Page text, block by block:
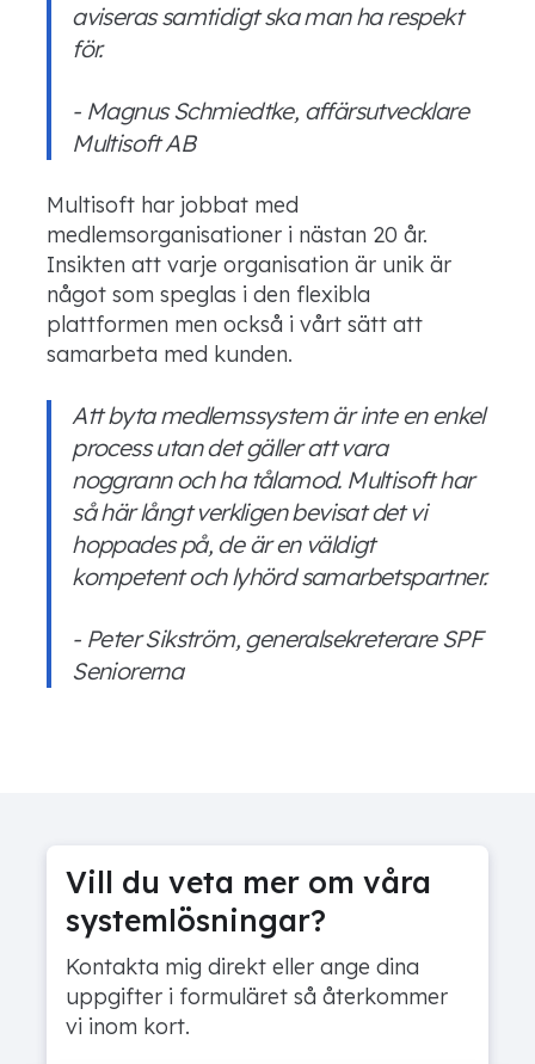
aviseras samtidigt ska man ha respekt
för.
- MagnusSchmiedtke, affärsutvecklare
MultisoftAB
Multisoft har jobbat med
medlemsorganisationer i nästan 20 år.
Insikten att varje organisation är unik är
något somspeglas i den flexibla
plattformen men också i vårt sätt att
samarbeta med kunden.
Att byta medlemssystem är inte en enkel
process utan det gäller att vara
noggrann och ha tålamod. Multisofthar
så här långt verkligen bevisat det vi
hoppades på, deär en väldigt
kompetent och lyhörd samarbetspartner.
- PeterSikström, generalsekreterare SPF
Seniorerna
Vill du veta mer om våra
systemlösningar?
Kontakta mig direkt eller ange dina
uppgifter i formuläret så återkommer
vi inom kort.